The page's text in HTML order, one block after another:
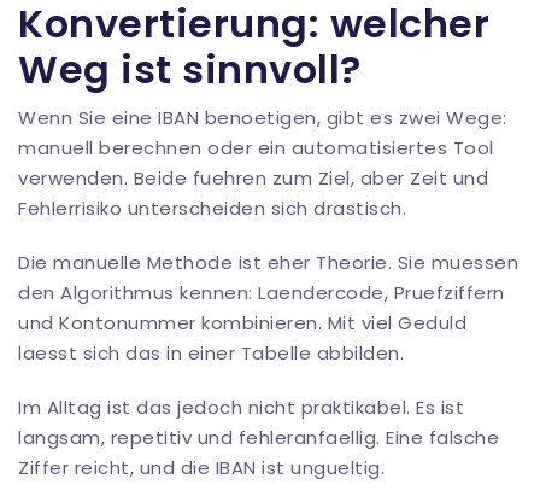
Konvertierung: welcher
Weg ist sinnvoll?
Wenn Sie eine IBAN benoetigen, gibt es zwei Wege:
manuell berechnen oder ein automatisiertes Tool
verwenden. Beide fuehren zum Ziel, aber Zeit und
Fehlerrisiko unterscheiden sich drastisch.
Die manuelle Methode ist eher Theorie. Sie muessen
den Algorithmus kennen: Laendercode, Pruefziffern
und Kontonummer kombinieren. Mit viel Geduld
laesst sich das in einer Tabelle abbilden.
Im Alltag ist das jedoch nicht praktikabel. Es ist
langsam, repetitiv und fehleranfaellig. Eine falsche
Ziffer reicht, und die IBAN ist ungueltig.